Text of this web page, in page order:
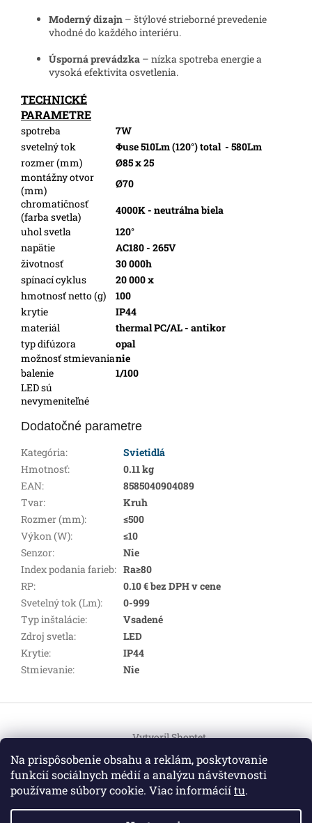
Na prispôsobenie obsahu a reklám, poskytovanie
funkcií sociálnych médií a analýzu návštevnosti
používame súbory cookie. Viac informáciítu.
Moderný dizajn – štýlové strieborné prevedenie
vhodné do každého interiéru.
Úsporná prevádzka – nízka spotreba energie a
vysoká efektivita osvetlenia.
TECHNICKÉ
PARAMETRE
spotreba
7W
svetelný tok
Φuse 510Lm (120°) total - 580Lm
rozmer (mm)
Ø85 x 25
montážny otvor
(mm)
Ø70
chromatičnosť
(farba svetla)
4000K - neutrálna biela
uhol svetla
120°
napätie
AC180 - 265V
životnosť
30 000h
spínací cyklus
20 000 x
hmotnosť netto (g)
100
krytie
IP44
materiál
thermal PC/AL - antikor
typ difúzora
opal
možnosť stmievanianie
balenie
1/100
LED sú
nevymeniteľné
Dodatočné parametre
Kategória:
Svietidlá
Hmotnosť:
0.11 kg
EAN:
8585040904089
Tvar:
Kruh
Rozmer (mm):
≤500
Výkon (W):
≤10
Senzor:
Nie
Index podania farieb: Ra≥80
RP:
0.10 € bez DPH v cene
Svetelný tok (Lm):
0-999
Typ inštalácie:
Vsadené
Zdroj svetla:
LED
Krytie:
IP44
Stmievanie: Nie
p
Vytvoril Shoptet
Copyright 2026HEMI Elektro. Všetky práva vyhradené.
Upraviť nastavenie cookies